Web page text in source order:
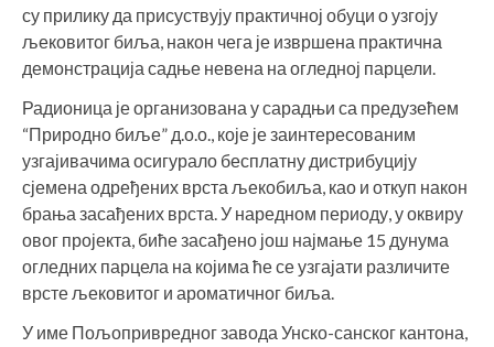
су прилику да присуствују практичној обуци о узгоју
љековитог биља, након чега је извршена практична
демонстрација садње невена на огледној парцели.
Радионица је организована у сарадњи са предузећем
“Природно биље” д.о.о., које је заинтересованим
узгајивачима осигурало бесплатну дистрибуцију
сјемена одређених врста љекобиља, као и откуп након
брања засађених врста. У наредном периоду, у оквиру
овог пројекта, биће засађено још најмање 15 дунума
огледних парцела на којима ће се узгајати различите
врсте љековитог и ароматичног биља.
У име Пољопривредног завода Унско-санског кантона,